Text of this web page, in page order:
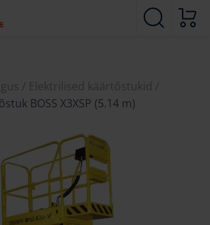
Elektrilised käärtõstukid
BOSS X3XSP (5.14 m)